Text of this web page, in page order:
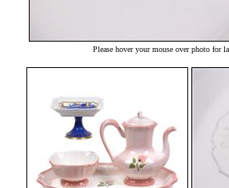
Please hover your mouse over photo for